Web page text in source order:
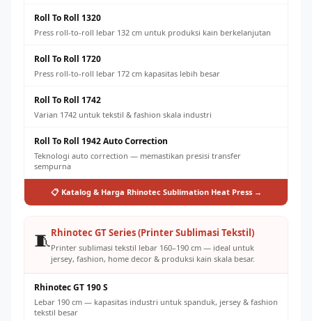
Roll To Roll 1320
Press roll-to-roll lebar 132 cm untuk produksi kain berkelanjutan
Roll To Roll 1720
Press roll-to-roll lebar 172 cm kapasitas lebih besar
Roll To Roll 1742
Varian 1742 untuk tekstil & fashion skala industri
Roll To Roll 1942 Auto Correction
Teknologi auto correction — memastikan presisi transfer
sempurna
📋 Katalog & Harga Rhinotec Sublimation Heat Press →
🧵Rhinotec GT Series (Printer Sublimasi Tekstil)
Printer sublimasi tekstil lebar 160–190 cm — ideal untuk
jersey, fashion, home decor & produksi kain skala besar.
Rhinotec GT 190 S
Lebar 190 cm — kapasitas industri untuk spanduk, jersey & fashion
tekstil besar